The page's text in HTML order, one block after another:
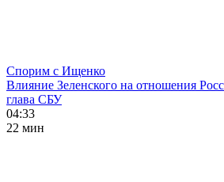
Спорим с Ищенко
Влияние Зеленского на отношения
глава СБУ
04:33
22 мин